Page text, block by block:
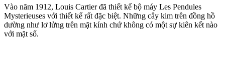
Vào năm 1912, Louis Cartier đã thiết kế bộ máy Les Pendules
Mysterieuses với thiết kế rất đặc biệt. Những cây kim trên đồng hồ
dường như lơ lửng trên mặt kính chứ không có một sự kiên kết nào
với mặt số.